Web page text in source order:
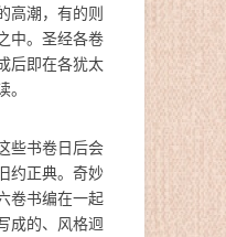
高潮，有的则
中。圣经各卷
后即在各犹太
些书卷日后会
约正典。奇妙
卷书编在一起
成的、风格迥